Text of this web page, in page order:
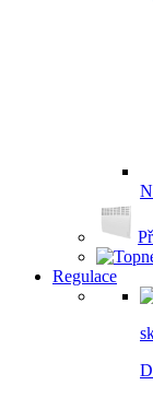
Regulace